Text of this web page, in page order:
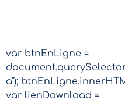
var btnEnLigne =
a");
var lienDownload =